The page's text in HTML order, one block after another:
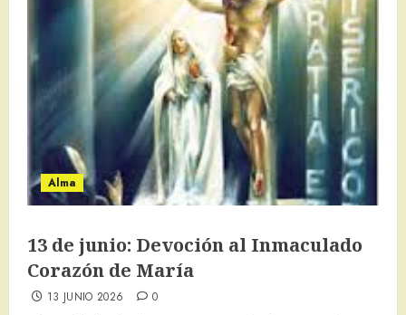
Alma
13 de junio: Devoción al Inmaculado
Corazón de María
13 JUNIO 2026 0